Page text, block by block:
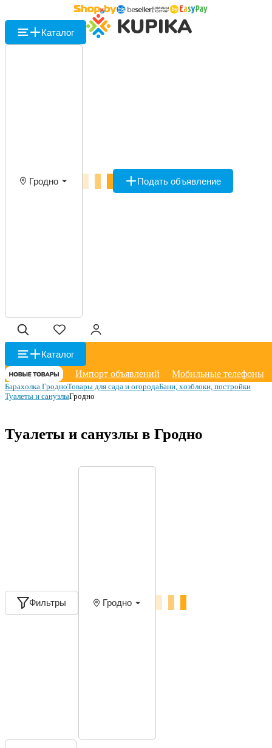
Каталог
Гродно Подать объявление
Каталог
Импорт объявлений
Мобильные телефоны
Барахолка ГродноТовары для сада и огородаБани, хозблоки, постройки
Туалеты и санузлыГродно
Туалеты и санузлы в Гродно
Фильтры Гродно